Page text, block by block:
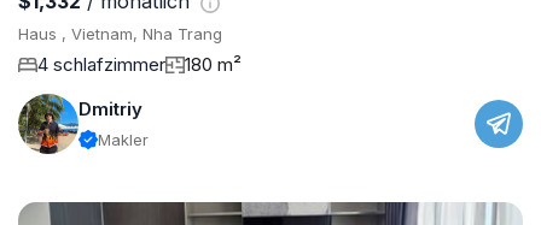
Haus , Vietnam, Nha Trang
4 schlafzimmer
180 m²
Dmitriy
Makler